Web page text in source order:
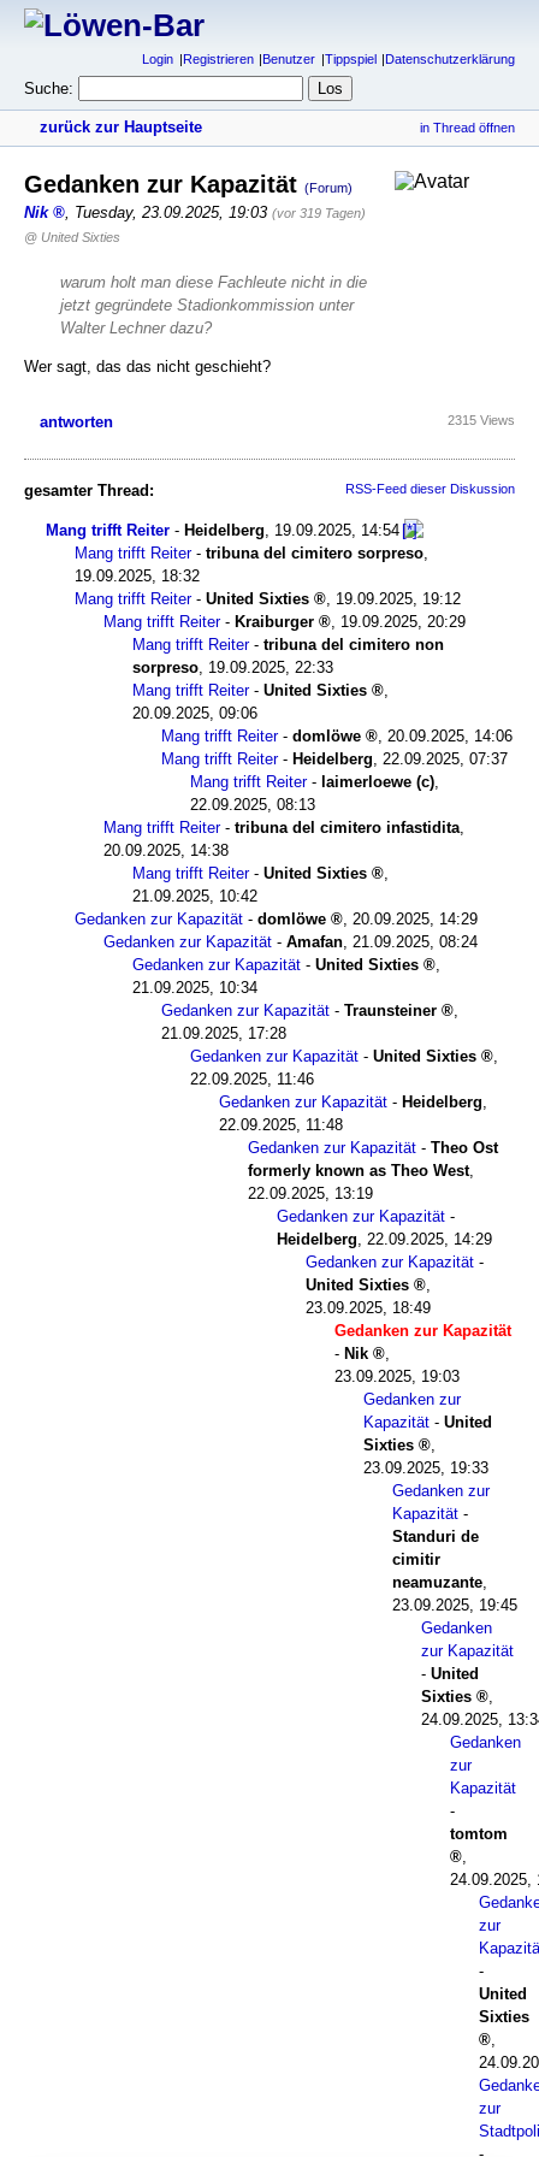
Login Registrieren Benutzer Tippspiel Datenschutzerklärung
Suche:
zurück zur Hauptseite in Thread öffnen
Gedanken zur Kapazität (Forum)
Nik , Tuesday, 23.09.2025, 19:03 (vor 319 Tagen)
@ United Sixties
warum holt man diese Fachleute nicht in die
jetzt gegründete Stadionkommission unter
Walter Lechner dazu?
Wer sagt, das das nicht geschieht?
antworten 2315 Views
gesamter Thread: RSS-Feed dieser Diskussion
Mang trifft Reiter - Heidelberg
19.09.2025, 14:54
Mang trifft Reiter- tribuna del cimitero sorpreso
19.09.2025, 18:32
Mang trifft Reiter- United Sixties
19.09.2025, 19:12
Mang trifft Reiter- Kraiburger
19.09.2025, 20:29
Mang trifft Reiter- tribuna del cimitero non
sorpreso 19.09.2025, 22:33
Mang trifft Reiter- United Sixties
20.09.2025, 09:06
Mang trifft Reiter- domlöwe
20.09.2025, 14:06
Mang trifft Reiter- Heidelberg
22.09.2025, 07:37
Mang trifft Reiter- laimerloewe (c)
22.09.2025, 08:13
Mang trifft Reiter- tribuna del cimitero infastidita
20.09.2025, 14:38
Mang trifft Reiter- United Sixties
21.09.2025, 10:42
Gedanken zur Kapazität - domlöwe
20.09.2025, 14:29
Gedanken zur Kapazität - Amafan 21.09.2025, 08:24
Gedanken zur Kapazität - United Sixties
21.09.2025, 10:34
Gedanken zur Kapazität - Traunsteiner
21.09.2025, 17:28
Gedanken zur Kapazität - United Sixties
22.09.2025, 11:46
Gedanken zur Kapazität - Heidelberg
22.09.2025, 11:48
Gedanken zur Kapazität - Theo Ost
formerly known as Theo West,
22.09.2025, 13:19
Gedanken zur Kapazität -
Heidelberg
22.09.2025, 14:29
Gedanken zur Kapazität -
United Sixties
23.09.2025, 18:49
Gedanken zur Kapazität
- Nik
23.09.2025, 19:03
Gedanken zur
Kapazität - United
Sixties
23.09.2025, 19:33
Gedanken zur
Kapazität -
Standuri de
cimitir
neamuzante
23.09.2025, 19:45
Gedanken
zur Kapazität
- United
Sixties
24.09.2025,
Gedanken
zur
Kapazität
-
tomtom
24.09.2025,
zur
-
United
Sixties
zur